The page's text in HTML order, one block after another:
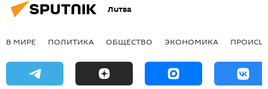
Литва
В МИРЕ ПОЛИТИКА ОБЩЕСТВО ЭКОНОМИКА